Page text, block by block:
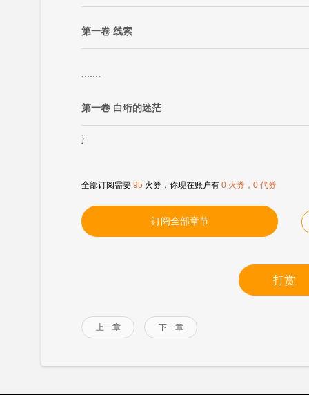
第一卷 线索
第一卷 白珩的迷茫
}
全部订阅需要 95 火券，你现在账户有 0 火券，0 代券
订阅全部章节
打赏
上一章 下一章